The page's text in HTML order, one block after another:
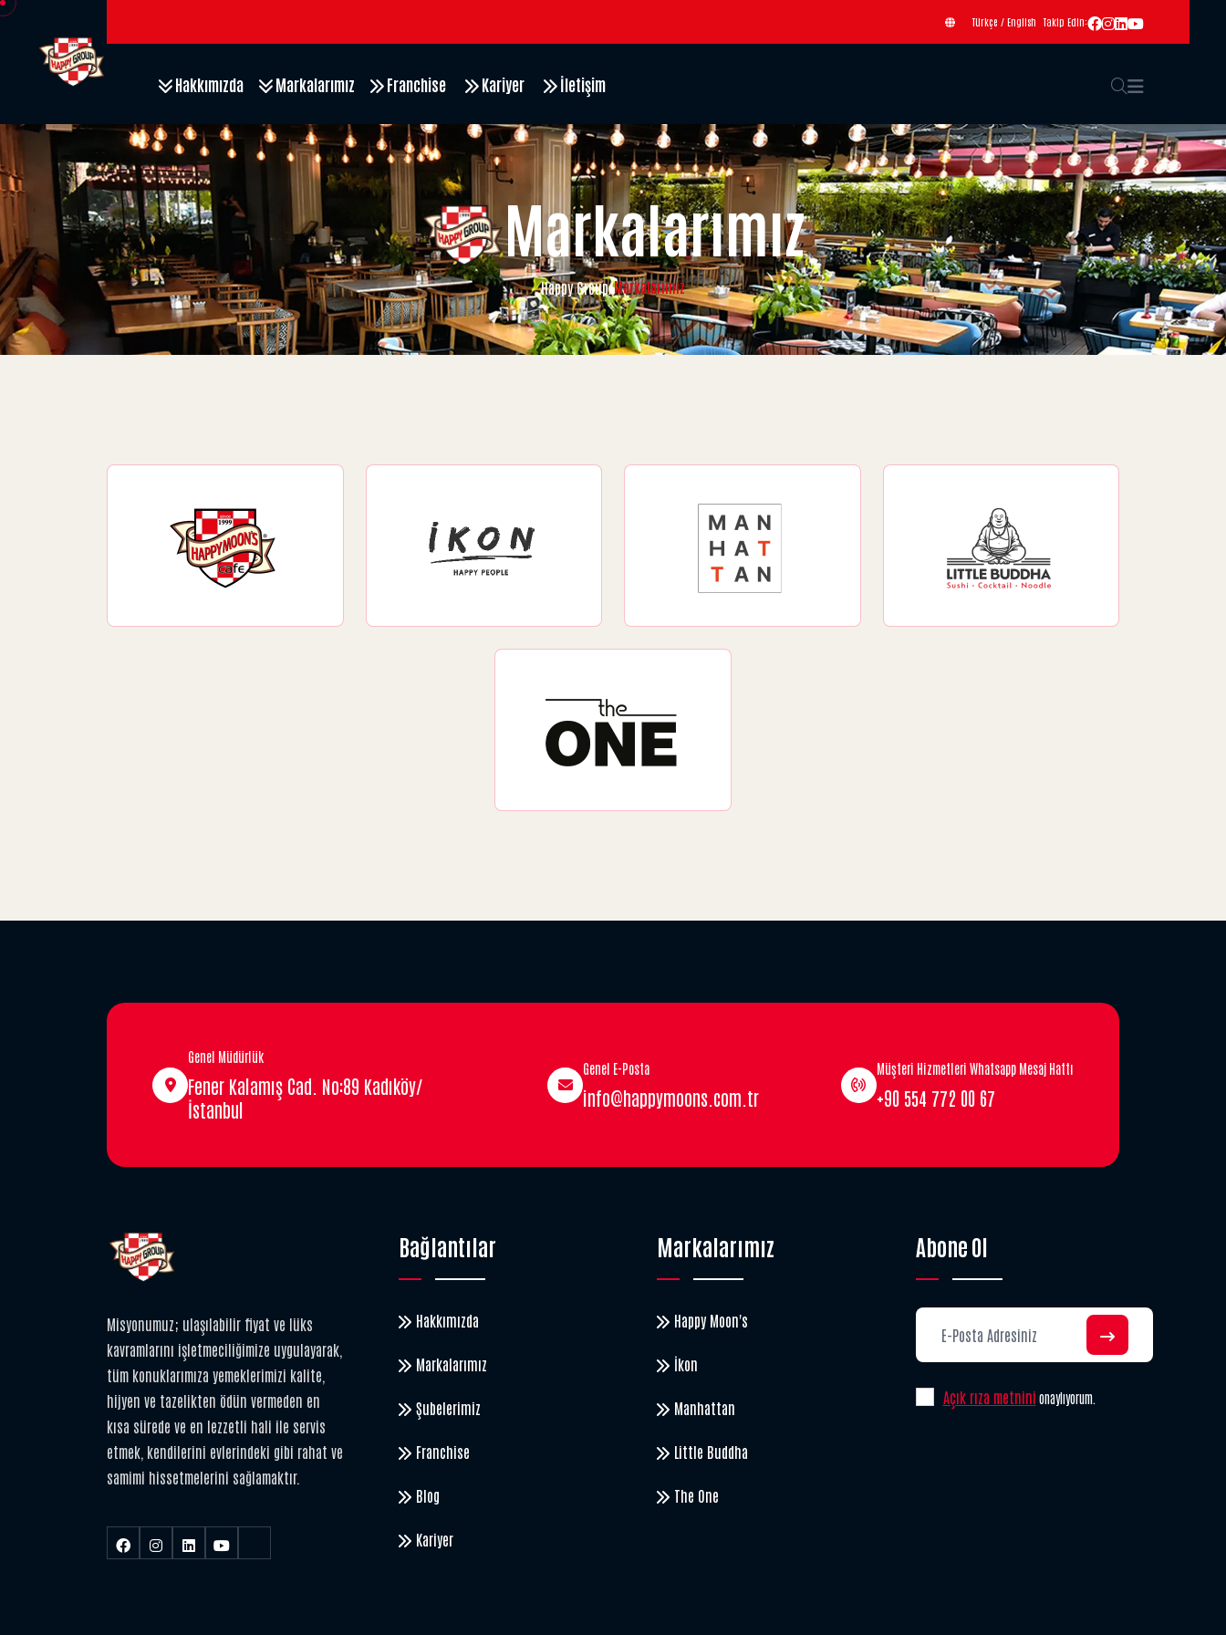
Türkçe / English Takip Edin:
Hakkımızda Markalarımız Franchise Kariyer İletişim
Markalarımız
Happy Group/Markalarımız
Genel Müdürlük
Fener Kalamış Cad. No:89 Kadıköy/
İstanbul
Genel E-Posta
info@happymoons.com.tr
Müşteri Hizmetleri Whatsapp Mesaj Hattı
+90 554 772 00 67
Misyonumuz; ulaşılabilir fiyat ve lüks
kavramlarını işletmeciliğimize uygulayarak,
tüm konuklarımıza yemeklerimizi kalite,
hijyen ve tazelikten ödün vermeden en
kısa sürede ve en lezzetli hali ile servis
etmek, kendilerini evlerindeki gibi rahat ve
samimi hissetmelerini sağlamaktır.
Bağlantılar
Hakkımızda
Markalarımız
Şubelerimiz
Franchise
Blog
Kariyer
Markalarımız
Happy Moon's
İkon
Manhattan
Little Buddha
The One
Abone Ol
Açık rıza metnini onaylıyorum.